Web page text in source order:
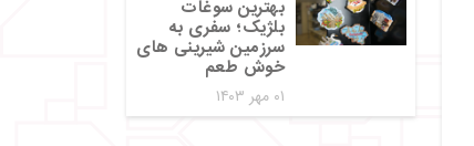
بهترین سوغات
بلژیک؛ سفری به
سرزمین شیرینی‌ های
خوش‌ طعم
۰۱ مهر ۱۴۰۳